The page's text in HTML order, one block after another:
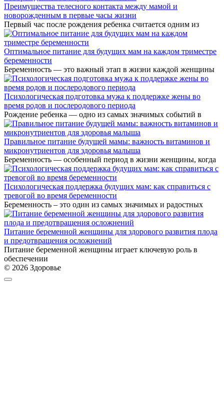
Преимущества телесного контакта между мамой и
новорожденным в первые часы жизни
Первый час после рождения ребенка считается одним из
Оптимальное питание для будущих мам на каждом триместре
беременности
Беременность — это важный этап в жизни каждой женщины
Психологическая подготовка мужа к поддержке жены во
время родов и послеродового периода
Рождение ребенка — одно из самых значимых событий в
Правильное питание будущей мамы: важность витаминов и
микронутриентов для здоровья малыша
Беременность — особенный период в жизни женщины, когда
Психологическая поддержка будущих мам: как справиться с
тревогой во время беременности
Беременность – это один из самых значимых и радостных
Питание беременной женщины для здорового развития плода
и предотвращения осложнений
Питание беременной женщины играет ключевую роль в
обеспечении
© 2026 Здоровье